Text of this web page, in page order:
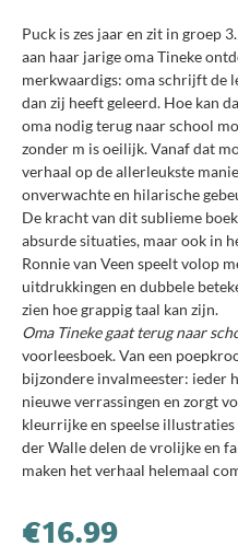
Puck is zes jaar en zit in groep
aan haar jarige oma Tineke
merkwaardigs: oma schrijft de
dan zij heeft geleerd. Hoe kan
oma nodig terug naar school
zonder m is oeilijk. Vanaf dat
verhaal op de allerleukste
onverwachte en hilarische
De kracht van dit sublieme
absurde situaties, maar ook in
Ronnie van Veen speelt volop
uitdrukkingen en dubbele
zien hoe grappig taal kan zijn.
Oma Tineke gaat terug naar
voorleesboek. Van een
bijzondere invalmeester: ieder
nieuwe verrassingen en zorgt
kleurrijke en speelse
der Walle delen de vrolijke en
maken het verhaal helemaal
€16.99